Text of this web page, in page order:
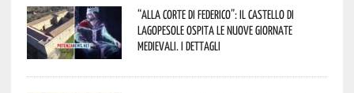
“Alla corte di Federico”: il Castello di
Lagopesole ospita le nuove Giornate
Medievali. I dettagli